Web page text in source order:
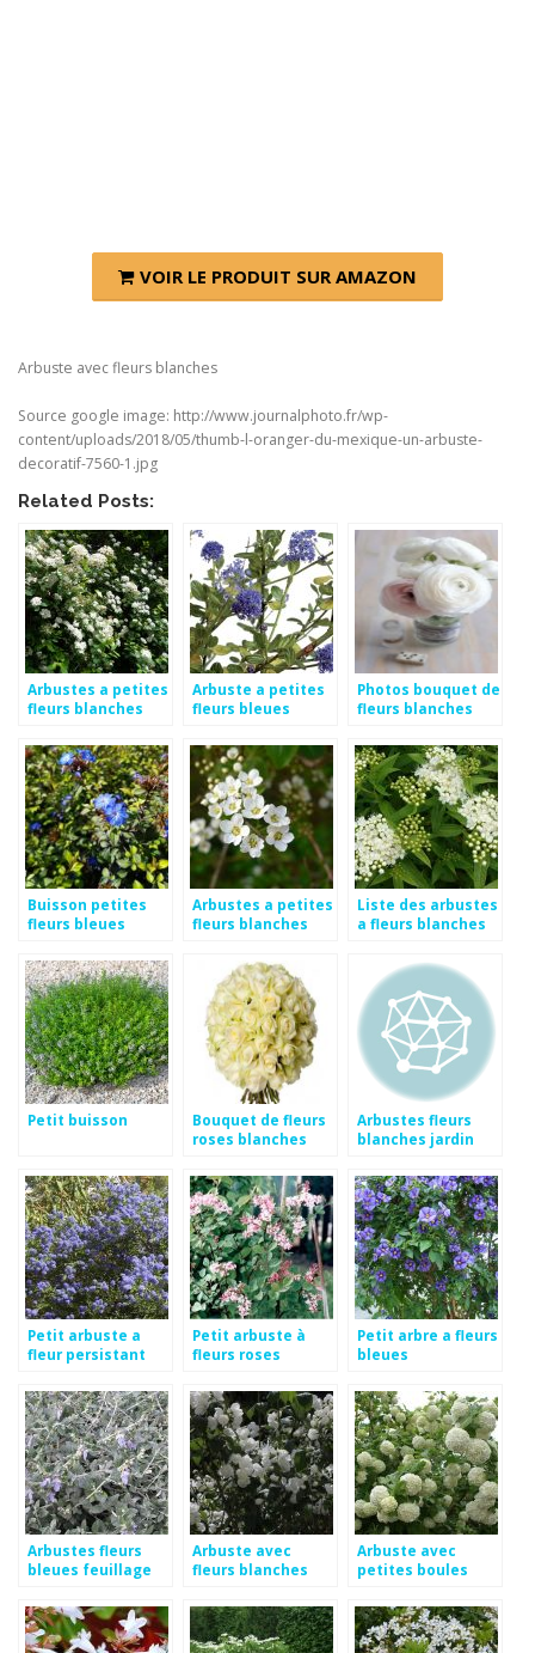
VOIR LE PRODUIT SUR AMAZON
Arbuste avec fleurs blanches
Source google image: http://www.journalphoto.fr/wp-
content/uploads/2018/05/thumb-l-oranger-du-mexique-un-arbuste-
decoratif-7560-1.jpg
Related Posts:
Arbustes a petites
fleurs blanches
Arbuste a petites
fleurs bleues
Photos bouquet de
fleurs blanches
Buisson petites
fleurs bleues
Arbustes a petites
fleurs blanches
Liste des arbustes
a fleurs blanches
Petit buisson
Bouquet de fleurs
roses blanches
Arbustes fleurs
blanches jardin
Petit arbuste a
fleur persistant
Petit arbuste à
fleurs roses
Petit arbre a fleurs
bleues
Arbustes fleurs
bleues feuillage
Arbuste avec
fleurs blanches
Arbuste avec
petites boules